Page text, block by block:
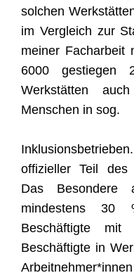
solchen
im Vergleich zur
meiner Facharbeit
6000 gestiegen
Werkstätten
Menschen in sog.
offizieller Teil des
Das
mindestens 30
Beschäftigte mit
Beschäftigte in